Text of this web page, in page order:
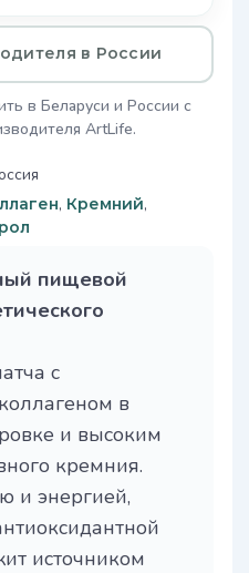
, Кремний,
пищевой
с
в
и высоким
кремния.
и энергией,
источником
в России
в Беларуси и России с
ArtLife.